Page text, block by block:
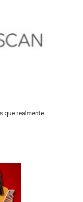
que realmente